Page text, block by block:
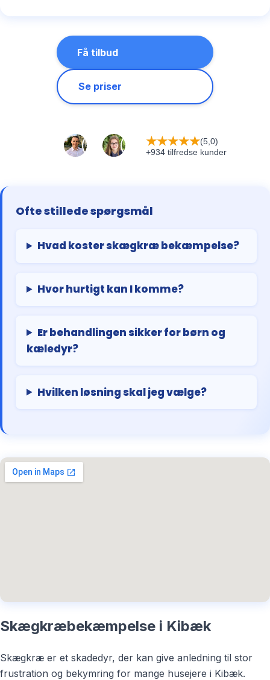
Få tilbud
Se priser
★★★★★(5,0)
+934 tilfredse kunder
Ofte stillede spørgsmål
Hvad koster skægkræ bekæmpelse?
Hvor hurtigt kan I komme?
Er behandlingen sikker for børn og
kæledyr?
Hvilken løsning skal jeg vælge?
Skægkræbekæmpelse i Kibæk
Skægkræ er et skadedyr, der kan give anledning til stor
frustration og bekymring for mange husejere i Kibæk.